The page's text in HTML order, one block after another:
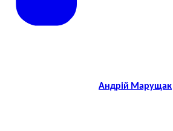
Андрій Марущак